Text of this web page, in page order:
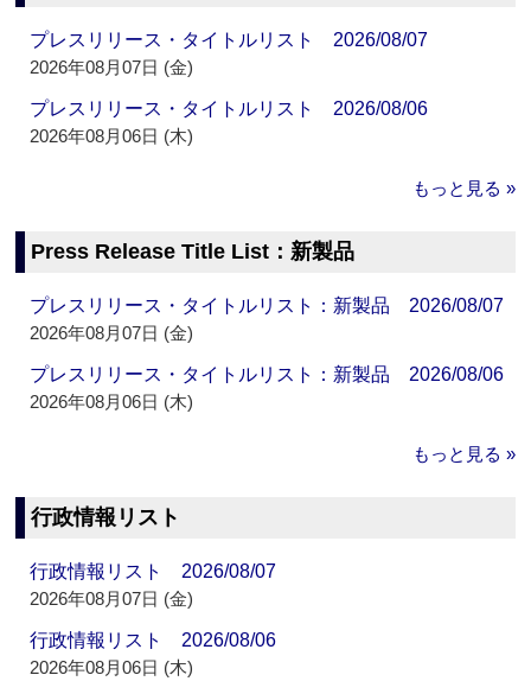
プレスリリース・タイトルリスト 2026/08/07
2026年08月07日 (金)
プレスリリース・タイトルリスト 2026/08/06
2026年08月06日 (木)
もっと見る »
Press Release Title List：新製品
プレスリリース・タイトルリスト：新製品 2026/08/07
2026年08月07日 (金)
プレスリリース・タイトルリスト：新製品 2026/08/06
2026年08月06日 (木)
もっと見る »
行政情報リスト
行政情報リスト 2026/08/07
2026年08月07日 (金)
行政情報リスト 2026/08/06
2026年08月06日 (木)